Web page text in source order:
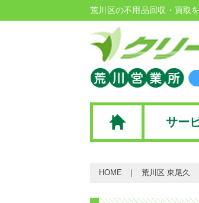
荒川区の不用品回収・買取
サー
HOME 荒川区 東尾久